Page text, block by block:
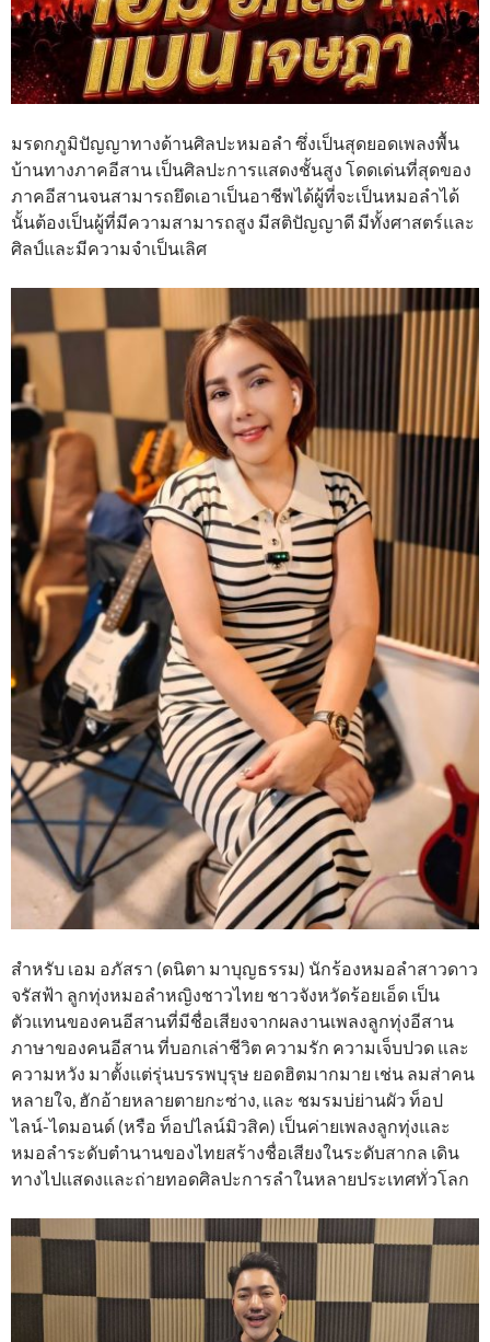
มรดกภูมิปัญญาทางด้านศิลปะหมอลำ ซึ่งเป็นสุดยอดเพลงพื้น
บ้านทางภาคอีสาน เป็นศิลปะการแสดงชั้นสูง โดดเด่นที่สุดของ
ภาคอีสานจนสามารถยึดเอาเป็นอาชีพได้ผู้ที่จะเป็นหมอลำได้
นั้นต้องเป็นผู้ที่มีความสามารถสูง มีสติปัญญาดี มีทั้งศาสตร์และ
ศิลป์และมีความจำเป็นเลิศ
สำหรับ เอม อภัสรา (ดนิตา มาบุญธรรม) นักร้องหมอลำสาวดาว
จรัสฟ้า ลูกทุ่งหมอลำหญิงชาวไทย ชาวจังหวัดร้อยเอ็ด เป็น
ตัวแทนของคนอีสานที่มีชื่อเสียงจากผลงานเพลงลูกทุ่งอีสาน
ภาษาของคนอีสาน ที่บอกเล่าชีวิต ความรัก ความเจ็บปวด และ
ความหวัง มาตั้งแต่รุ่นบรรพบุรุษ ยอดฮิตมากมาย เช่น ลมส่าคน
หลายใจ, ฮักอ้ายหลายตายกะซ่าง, และ ชมรมบ่ย่านผัว ท็อป
ไลน์-ไดมอนด์ (หรือ ท็อปไลน์มิวสิค) เป็นค่ายเพลงลูกทุ่งและ
หมอลำระดับตำนานของไทยสร้างชื่อเสียงในระดับสากล เดิน
ทางไปแสดงและถ่ายทอดศิลปะการลำในหลายประเทศทั่วโลก